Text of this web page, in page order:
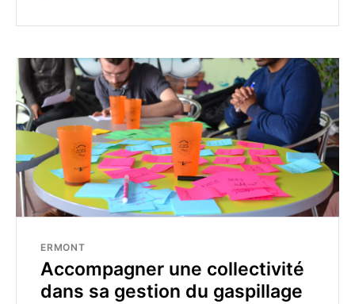
ERMONT
Accompagner une collectivité
dans sa gestion du gaspillage